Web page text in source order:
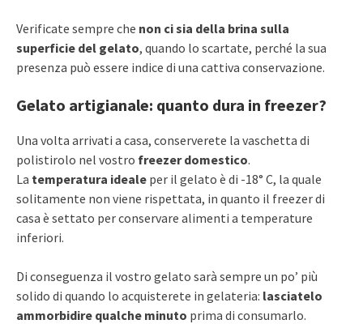
Verificate sempre che non ci sia della brina sulla
superficie del gelato, quando lo scartate, perché la sua
presenza può essere indice di una cattiva conservazione.
Gelato artigianale: quanto dura in freezer?
Una volta arrivati a casa, conserverete la vaschetta di
polistirolo nel vostro freezer domestico.
La temperatura ideale per il gelato è di -18° C, la quale
solitamente non viene rispettata, in quanto il freezer di
casa è settato per conservare alimenti a temperature
inferiori.
Di conseguenza il vostro gelato sarà sempre un po’ più
solido di quando lo acquisterete in gelateria: lasciatelo
ammorbidire qualche minuto prima di consumarlo.